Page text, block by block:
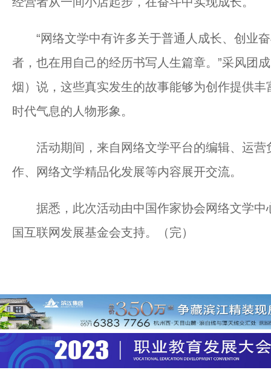
“网络文学中有许多关于普通人成长、创业奋
者，也在用自己的经历书写人生篇章。”采风团
烟）说，这些真实发生的故事能够为创作提供
时代气息的人物形象。
活动期间，来自网络文学平台的编辑、运营
作、网络文学精品化发展等内容展开交流。
据悉，此次活动由中国作家协会网络文学中
国互联网发展基金会支持。（完）